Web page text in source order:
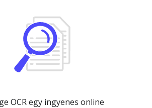
OCR egy ingyenes online